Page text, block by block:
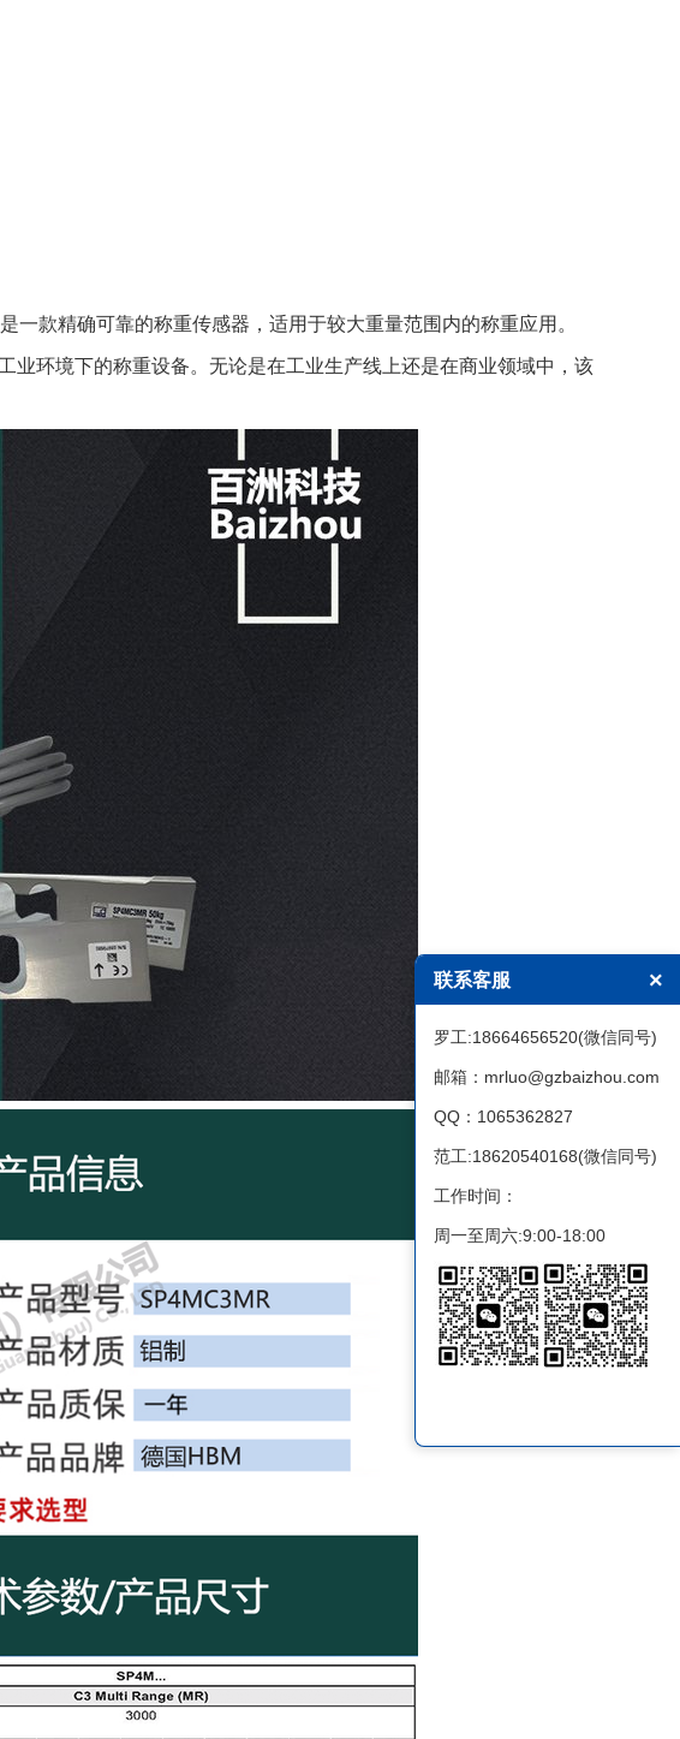
一款精确可靠的称重传感器，适用于较大重量范围内的称重应用。
业环境下的称重设备。无论是在工业生产线上还是在商业领域中，该
联系客服 ×
罗工:18664656520(微信同号)
邮箱：mrluo@gzbaizhou.com
QQ：1065362827
范工:18620540168(微信同号)
工作时间：
周一至周六:9:00-18:00